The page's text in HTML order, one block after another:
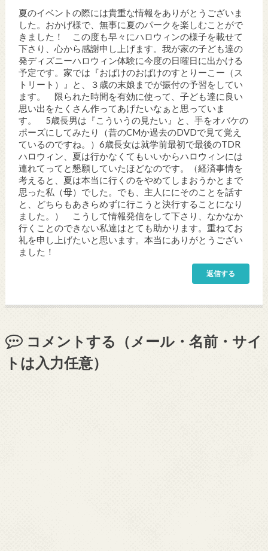
夏のイベントの際には貴重な情報をありがとうございま
した。おかげ様で、無事に夏のパークを楽しむことがで
きました！ この度も早々にハロウィンの様子を載せて
下さり、心から感謝申し上げます。我が家の子ども達の
発ディズニーハロウィン体験に今度の日曜日に出かける
予定です。家では『おばけのおばけのすとりーこー（ス
トリート）』と、３歳の末娘までが振付の予習をしてい
ます。 限られた時間を有効に使って、子ども達に良い
思い出をたくさん作ってあげたいなぁと思っていま
す。 5歳長男は『こういうの見たい』と、手をオバケの
ポーズにしてみたり（昔のCMか過去のDVDで見て覚え
ているのですね。）6歳長女は就学前最初で最後のTDR
ハロウィン、夏は行かなくてもいいからハロウィンには
連れてってと懇願していたほどなのです。（経済事情を
考えると、夏は本当に行くのをやめてしまおうかとまで
思った私（母）でした。でも、主人ににそのことを話す
と、どちらもあきらめずに行こうと決行することになり
ました。） こうして情報発信をして下さり、なかなか
行くことのできない私達はとても助かります。重ねてお
礼を申し上げたいと思います。本当にありがとうござい
ました！
返信する
コメントする（メール・名前・サイ
トは入力任意）